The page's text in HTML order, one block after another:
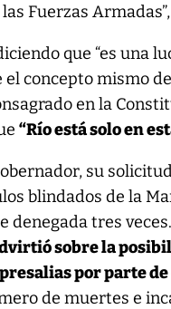
Fuerzas
que “es una
el concepto mismo
en la
“Río está solo en
su
blindados de la
denegada tres
sobre la
por parte
de muertes e